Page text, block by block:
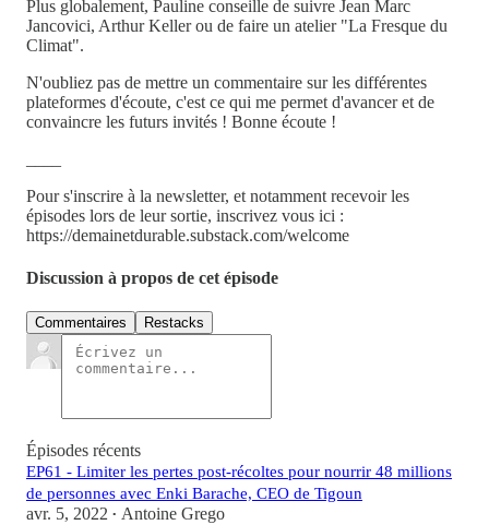
Plus globalement, Pauline conseille de suivre Jean Marc
Jancovici, Arthur Keller ou de faire un atelier "La Fresque du
Climat".
N'oubliez pas de mettre un commentaire sur les différentes
plateformes d'écoute, c'est ce qui me permet d'avancer et de
convaincre les futurs invités ! Bonne écoute !
Pour s'inscrire à la newsletter, et notamment recevoir les
épisodes lors de leur sortie, inscrivez vous ici :
https://demainetdurable.substack.com/welcome
Discussion à propos de cet épisode
Commentaires Restacks
Épisodes récents
EP61 - Limiter les pertes post-récoltes pour nourrir 48 millions
de personnes avec Enki Barache, CEO de Tigoun
avr. 5, 2022 • Antoine Grego